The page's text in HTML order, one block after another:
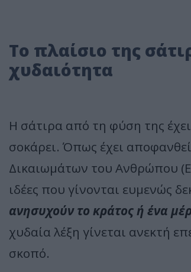
Το πλαίσιο της
χυδαιότητα
Η σάτιρα από τη φύση της
σοκάρει. Όπως έχει
Δικαιωμάτων του Ανθρώπου
ιδέες που γίνονται ευμενώς
ανησυχούν το κράτος ή ένα
χυδαία λέξη γίνεται ανεκτή
σκοπό.